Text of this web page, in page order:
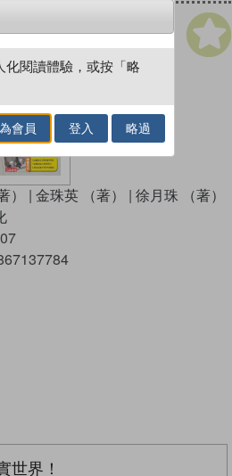
| 金珠英 （著） | 徐月珠 （著）
世界！
化閱讀體驗，或按「略
會員 登入 略過